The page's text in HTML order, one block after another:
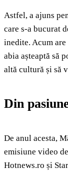
Astfel, a ajuns
care s-a bucurat
inedite. Acum
abia așteaptă să
altă cultură și să
Din
De anul acesta,
emisiune video
Hotnews.ro și